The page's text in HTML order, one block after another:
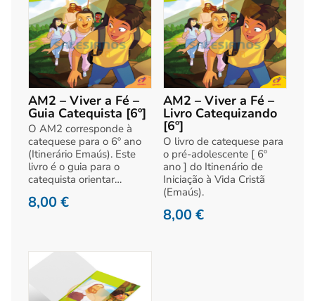
AM2 – Viver a Fé –
Guia Catequista [6º]
O AM2 corresponde à
catequese para o 6º ano
(Itinerário Emaús). Este
livro é o guia para o
catequista orientar…
8,00€
AM2 – Viver a Fé –
Livro Catequizando
[6º]
O livro de catequese para
o pré-adolescente [ 6º
ano ] do Itinenário de
Iniciação à Vida Cristã
(Emaús).
8,00€